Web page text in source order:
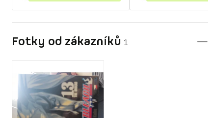
Fotky od zákazníků 1